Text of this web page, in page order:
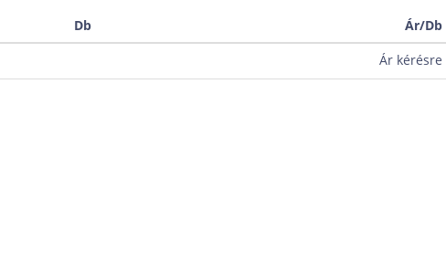
Db Ár/Db
Ár kérésre